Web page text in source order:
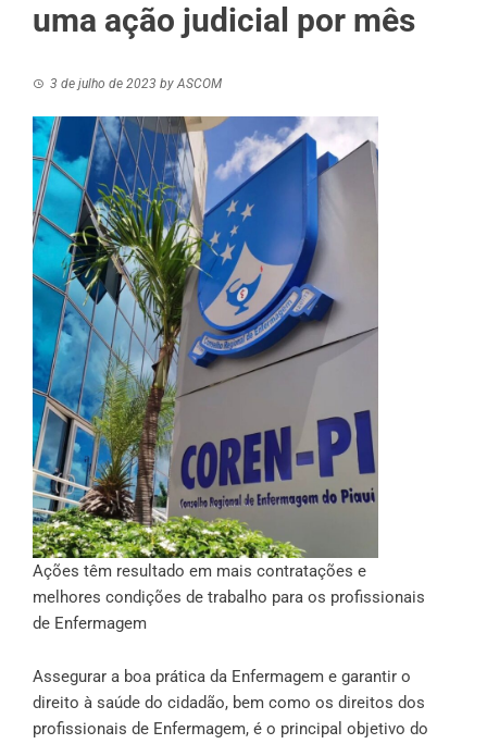
uma ação judicial por mês
3 de julho de 2023 byASCOM
Ações têm resultado em mais contratações e
melhores condições de trabalho para os profissionais
de Enfermagem
Assegurar a boa prática da Enfermagem e garantir o
direito à saúde do cidadão, bem como os direitos dos
profissionais de Enfermagem, é o principal objetivo do